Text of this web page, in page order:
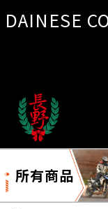
DAINESE
所有商品